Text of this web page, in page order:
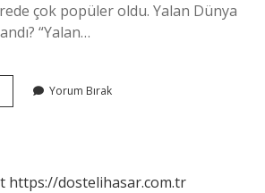
çok popüler oldu. Yalan Dünya
“Yalan…
Yorum Bırak
https://dostelihasar.com.tr